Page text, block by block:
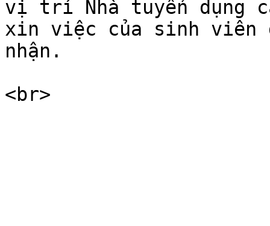
vị trí Nhà tuyển dụng
xin việc của sinh viên
nhận.